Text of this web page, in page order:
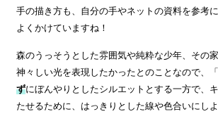
手の描き方も、自分の手やネットの資料を参考
よくかけていますね！
森のうっそうとした雰囲気や純粋な少年、その
神々しい光を表現したかったとのことなので、「
ずにぼんやりとしたシルエットとする一方で、
たせるために、はっきりとした線や色合いにし